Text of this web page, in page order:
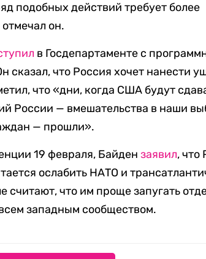
подобных действий требует более
он.
в Госдепартаменте с
что Россия хочет нанести
что «дни, когда США будут
России — вмешательства в наши
— прошли».
19 февраля, Байдензаявил, что
ослабить НАТО и
считают, что им проще запугать
западным сообществом.